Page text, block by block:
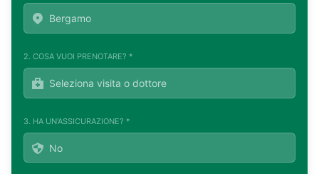
2. COSA VUOI PRENOTARE? *
3. HA UN'ASSICURAZIONE? *